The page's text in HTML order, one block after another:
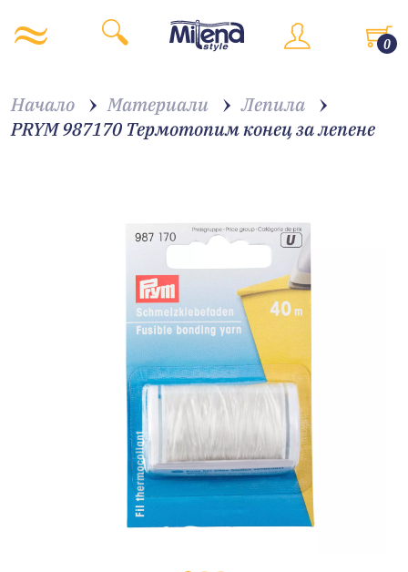
0
Начало Материали
Лепила
PRYM 987170 Термотопим конец за лепене